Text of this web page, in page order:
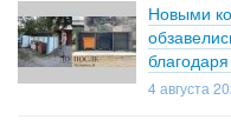
Новыми
4 августа